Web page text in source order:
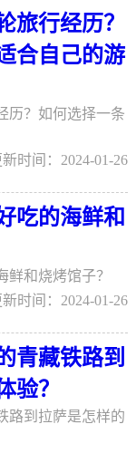
旅行经历？
合自己的游
历？如何选择一条
新时间：2024-01-26
吃的海鲜和
鲜和烧烤馆子？
新时间：2024-01-26
青藏铁路到
验？
路到拉萨是怎样的